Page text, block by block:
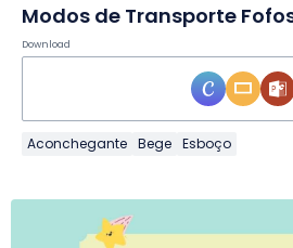
Download
Aconchegante Bege Esboço